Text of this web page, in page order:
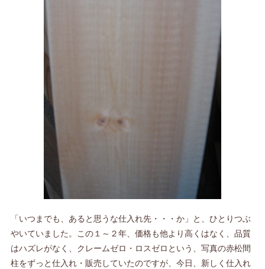
「いつまでも、あると思うな仕入れ先・・・か」と、ひとりつぶ
やいていました。この１～２年、価格も他より高くはなく、品質
はハズレがなく、クレームゼロ・ロスゼロという、写真の赤松間
柱をずっと仕入れ・販売していたのですが、今日、新しく仕入れ